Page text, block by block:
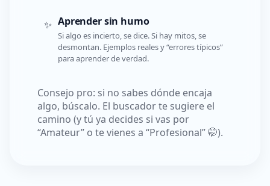
✨ Aprender sin humo
Si algo es incierto, se dice. Si hay mitos, se
desmontan. Ejemplos reales y “errores típicos”
para aprender de verdad.
Consejo pro: si no sabes dónde encaja
algo, búscalo. El buscador te sugiere el
camino (y tú ya decides si vas por
“Amateur” o te vienes a “Profesional” 🤭).